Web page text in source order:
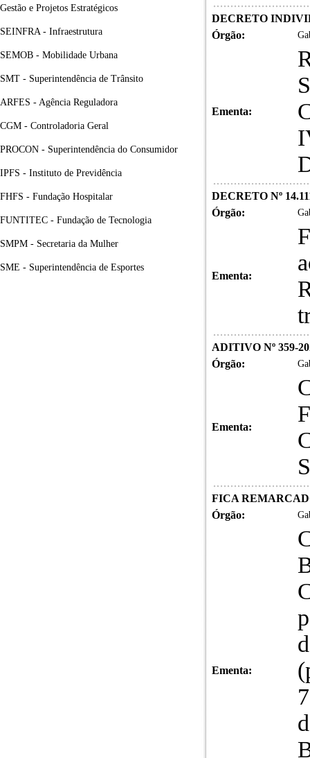
Gestão e Projetos Estratégicos
SEINFRA - Infraestrutura
SEMOB - Mobilidade Urbana
SMT - Superintendência de Trânsito
ARFES - Agência Reguladora
CGM - Controladoria Geral
PROCON - Superintendência do Consumidor
IPFS - Instituto de Previdência
FHFS - Fundação Hospitalar
FUNTITEC - Fundação de Tecnologia
SMPM - Secretaria da Mulher
SME - Superintendência de Esportes
DECRETO
Órgão:
Ementa:
DECRETO Nº
Órgão:
Ementa:
ADITIVO Nº 359-
Órgão:
Ementa:
FICA
Órgão:
Ementa: